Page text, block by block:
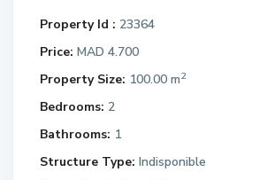
Property Id : 23364
Price: MAD 4.700
Property Size: 100.00 m2
Bedrooms: 2
Bathrooms: 1
Structure Type: Indisponible